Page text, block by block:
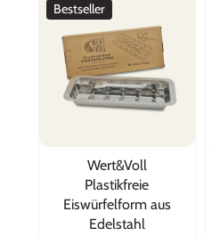
Bestseller
Wert&Voll
Plastikfreie
Eiswürfelform aus
Edelstahl